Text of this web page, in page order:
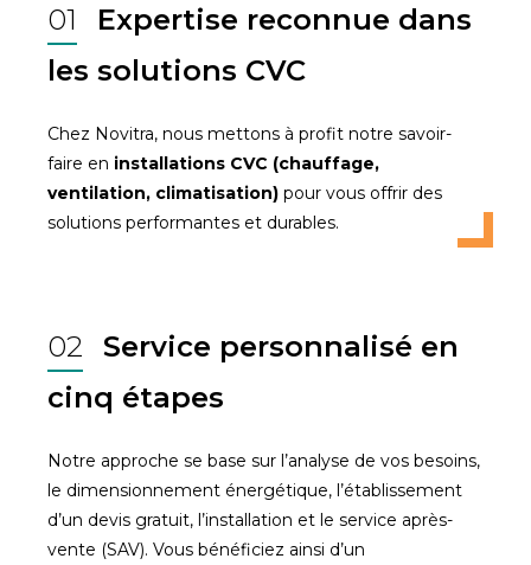
01
Expertise reconnue dans
les solutions CVC
Chez Novitra, nous mettons à profit notre savoir-
faire en installations CVC (chauffage,
ventilation, climatisation) pour vous offrir des
solutions performantes et durables.
02
Service personnalisé en
cinq étapes
Notre approche se base sur l’analyse de vos besoins,
le dimensionnement énergétique, l’établissement
d’un devis gratuit, l’installation et le service après-
vente (SAV). Vous bénéficiez ainsi d’un